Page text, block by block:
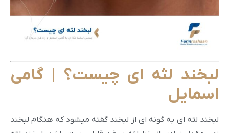
لبخند لثه ای چیست؟ | گامی
اسمایل
لبخند لثه ای به گونه ای از لبخند گفته میشود که هنگام لبخند